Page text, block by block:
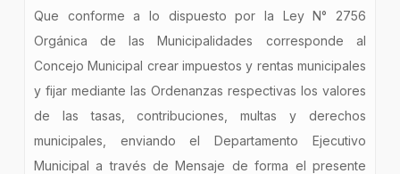
Que conforme a lo dispuesto por la Ley N° 2756
Orgánica de las Municipalidades corresponde al
Concejo Municipal crear impuestos y rentas municipales
y fijar mediante las Ordenanzas respectivas los valores
de las tasas, contribuciones, multas y derechos
municipales, enviando el Departamento Ejecutivo
Municipal a través de Mensaje de forma el presente